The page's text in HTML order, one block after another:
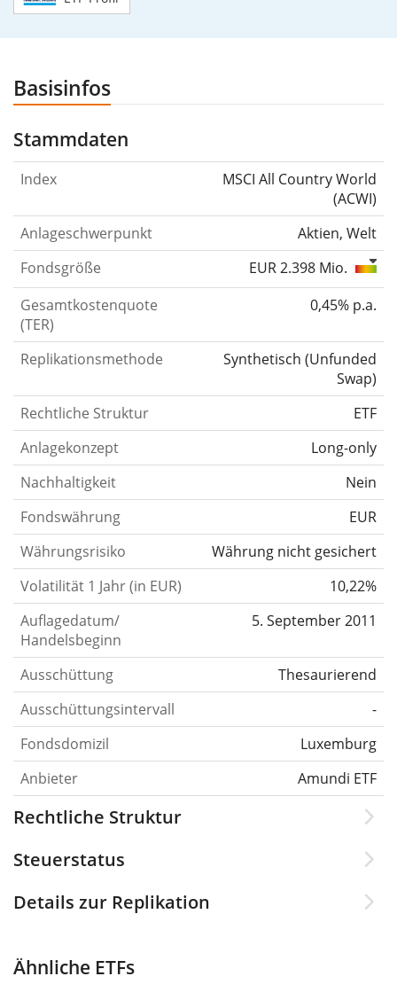
Basisinfos
Stammdaten
Index
MSCI All Country World
(ACWI)
Anlageschwerpunkt
Aktien, Welt
Fondsgröße
EUR 2.398 Mio.
Gesamtkostenquote
(TER)
0,45% p.a.
Replikationsmethode Synthetisch (Unfunded
Swap)
Rechtliche Struktur
ETF
Anlagekonzept
Long-only
Nachhaltigkeit
Nein
Fondswährung
EUR
Währungsrisiko
Währung nicht gesichert
Volatilität 1 Jahr (in EUR)
10,22%
Auflagedatum/
Handelsbeginn
5. September 2011
Ausschüttung
Thesaurierend
Ausschüttungsintervall
-
Fondsdomizil
Luxemburg
Anbieter
Amundi ETF
Rechtliche Struktur
Steuerstatus
Details zur Replikation
Ähnliche ETFs